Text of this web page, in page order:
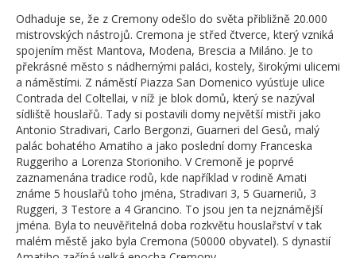
Odhaduje se, že z Cremony odešlo do světa přibližně 20.000
mistrovských nástrojů. Cremona je střed čtverce, který vzniká
spojením měst Mantova, Modena, Brescia a Miláno. Je to
překrásné město s nádhernými paláci, kostely, širokými ulicemi
a náměstími. Z náměstí Piazza San Domenico vyúsťuje ulice
Contrada del Coltellai, v níž je blok domů, který se nazýval
sídliště houslařů. Tady si postavili domy největší mistři jako
Antonio Stradivari, Carlo Bergonzi, Guarneri del Gesů, malý
palác bohatého Amatiho a jako poslední domy Franceska
Ruggeriho a Lorenza Storioniho. V Cremoně je poprvé
zaznamenána tradice rodů, kde například v rodině Amati
známe 5 houslařů toho jména, Stradivari 3, 5 Guarneriů, 3
Ruggeri, 3 Testore a 4 Grancino. To jsou jen ta nejznámější
jména. Byla to neuvěřitelná doba rozkvětu houslařství v tak
malém městě jako byla Cremona (50000 obyvatel). S dynastií